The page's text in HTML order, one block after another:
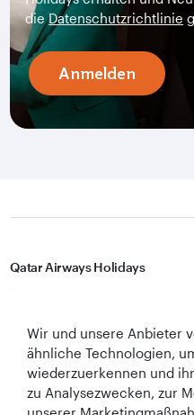
dieDatenschutzrichtlinie
Anmelden
Qatar Airways Holidays
In Verbindung bleiben
Wir und unsere Anbieter
ähnliche Technologien,
wiederzuerkennen und
zu Analysezwecken, zur